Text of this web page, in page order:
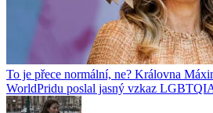
To je přece normální, ne? Královna
WorldPridu poslal jasný vzkaz